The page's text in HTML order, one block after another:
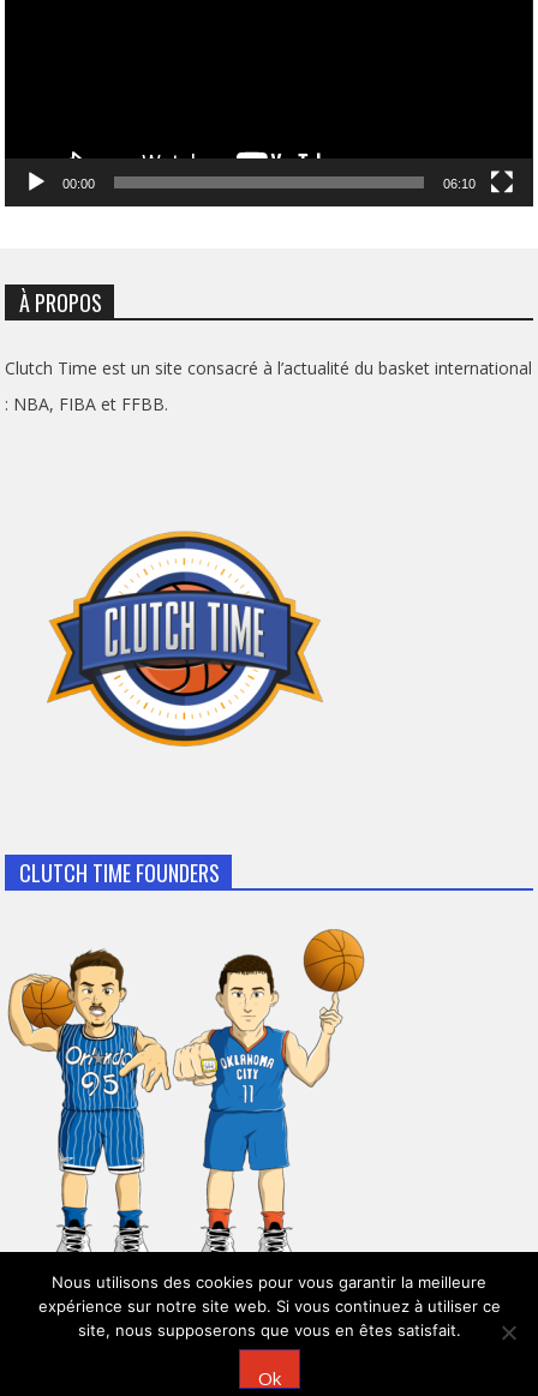
00:00 06:10
À PROPOS
Clutch Time est un site consacré à l’actualité du basket international
: NBA, FIBA et FFBB.
CLUTCH TIME FOUNDERS
© 2026 Clutch Time
WordPress| Theme:
Nous utilisons des cookies pour vous garantir la meilleure
expérience sur notre site web. Si vous continuez à utiliser ce
site, nous supposerons que vous en êtes satisfait.
Ok